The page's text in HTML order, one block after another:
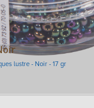
lustre - Noir - 17 gr